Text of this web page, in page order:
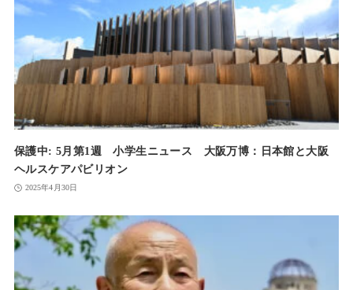
保護中: 5月第1週 小学生ニュース 大阪万博：日本館と大阪
ヘルスケアパビリオン
2025年4月30日